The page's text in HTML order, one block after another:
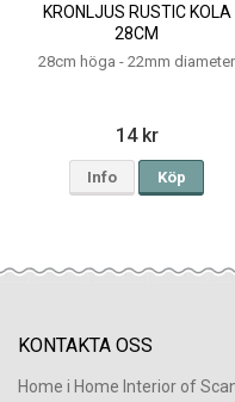
KRONLJUS RUSTIC KOLA
28CM
28cm höga - 22mm diameter
14 kr
Info Köp
KONTAKTA OSS
Home i Home Interior of